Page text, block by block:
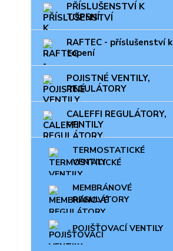
PŘÍSLUŠENSTVÍ K
TOPENÍ
RAFTEC - příslušenství k
topení
POJISTNÉ VENTILY,
REGULÁTORY
CALEFFI REGULÁTORY,
VENTILY
TERMOSTATICKÉ
VENTILY
MEMBRÁNOVÉ
REGULÁTORY
POJIŠŤOVACÍ VENTILY